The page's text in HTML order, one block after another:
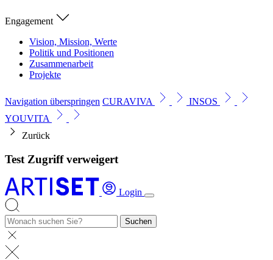
Engagement
Vision, Mission, Werte
Politik und Positionen
Zusammenarbeit
Projekte
Navigation überspringen CURAVIVA
INSOS
YOUVITA
Zurück
Test Zugriff verweigert
Login
Suchen